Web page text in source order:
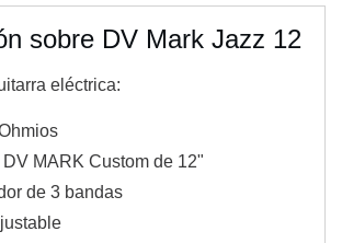
sobre DV Mark Jazz 12
eléctrica:
MARK Custom de 12"
de 3 bandas